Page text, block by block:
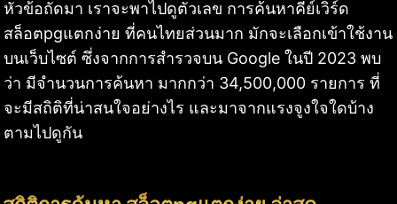
หัวข้อถัดมา เราจะพาไปดูตัวเลข การค้นหาคีย์เวิร์ด
สล็อตpgแตกง่าย ที่คนไทยส่วนมาก มักจะเลือกเข้าใช้งาน
บนเว็บไซต์ ซึ่งจากการสำรวจบน Google ในปี 2023 พบ
ว่า มีจำนวนการค้นหา มากกว่า 34,500,000 รายการ ที่
จะมีสถิติที่น่าสนใจอย่างไร และมาจากแรงจูงใจใดบ้าง
ตามไปดูกัน